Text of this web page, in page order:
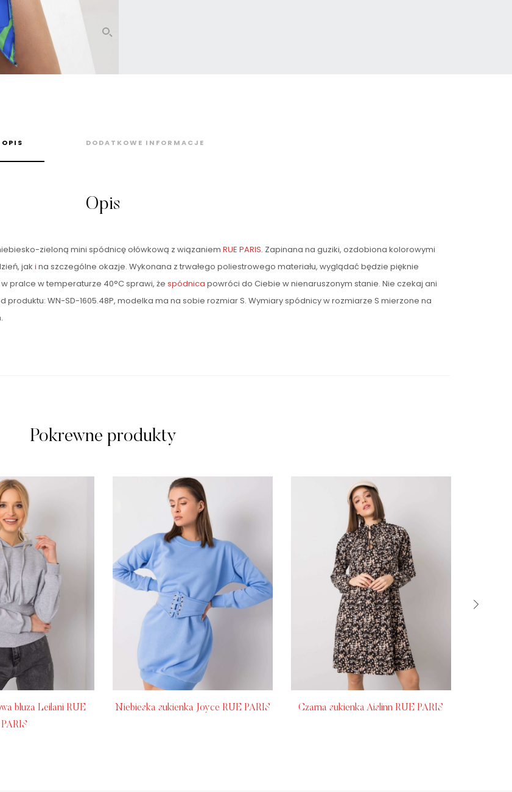
OPIS DODATKOWE INFORMACJE
Opis
zieloną mini spódnicę ołówkową z wiązaniem RUE PARIS. Zapinana na guziki, ozdobiona kolorowymi
jak i na szczególne okazje. Wykonana z trwałego poliestrowego materiału, wyglądać będzie pięknie
pralce w temperaturze 40°C sprawi, że spódnica powróci do Ciebie w nienaruszonym stanie. Nie czekaj ani
produktu: WN-SD-1605.48P, modelka ma na sobie rozmiar S. Wymiary spódnicy w rozmiarze S mierzone na
Pokrewne produkty
bluza Leilani RUE
PARIS
Niebieska sukienka Joyce RUE PARIS Czarna sukienka Aislinn RUE PARIS